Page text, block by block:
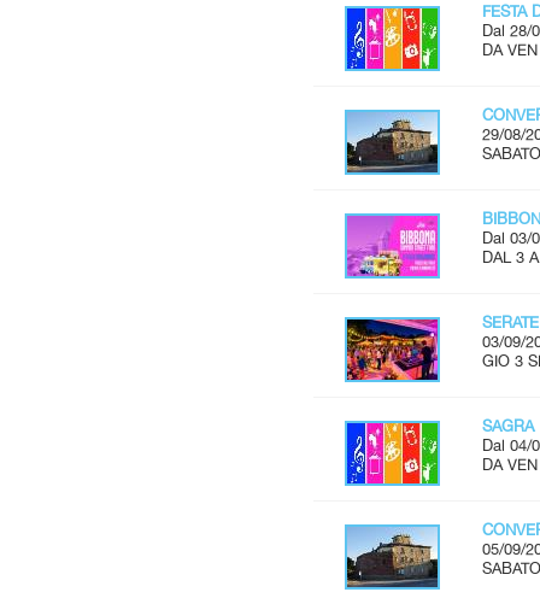
FESTA
Dal 28/
DA
29/08/
Dal 03/
DAL 3
03/09/
GIO 3
SAGRA
Dal 04/
DA
05/09/